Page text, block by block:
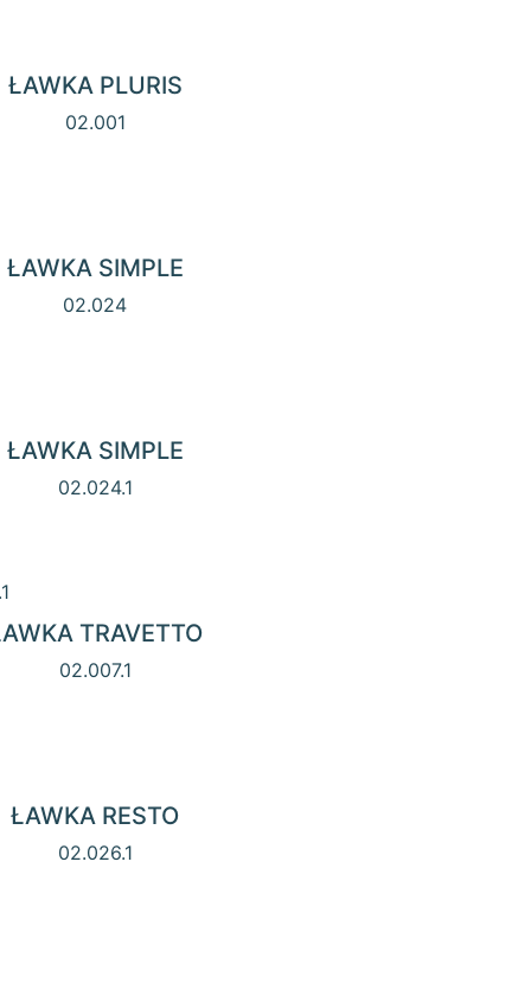
ŁAWKA PLURIS
02.001
ŁAWKA SIMPLE
02.024
ŁAWKA SIMPLE
02.024.1
TRAVETTO
02.007.1
ŁAWKA RESTO
02.026.1